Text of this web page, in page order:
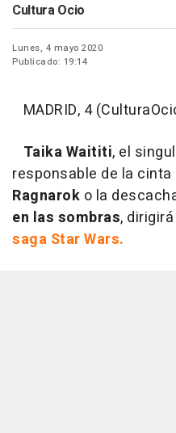
Cultura Ocio
Lunes, 4 mayo 2020
Publicado: 19:14
MADRID, 4
Taika Waititi, el
responsable de la cinta
Ragnarok o la
en las sombras,
saga Star Wars.